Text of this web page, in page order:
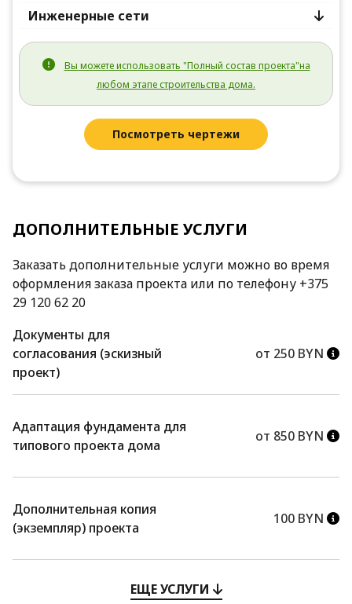
Инженерные сети
Вы можете использовать "Полный состав проекта"на
любом этапе строительства дома.
Посмотреть чертежи
ДОПОЛНИТЕЛЬНЫЕ УСЛУГИ
Заказать дополнительные услуги можно во время
оформления заказа проекта или по телефону +375
29 120 62 20
Документы для
согласования (эскизный
проект)
от 250 BYN
Адаптация фундамента для
типового проекта дома
от 850 BYN
Дополнительная копия
(экземпляр) проекта
100 BYN
ЕЩЕ УСЛУГИ